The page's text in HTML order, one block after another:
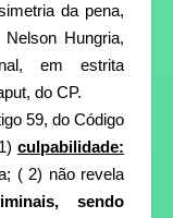
da pena,
Hungria,
em estrita
, do CP.
59, do Código
culpabilidade:
( 2) não revela
sendo